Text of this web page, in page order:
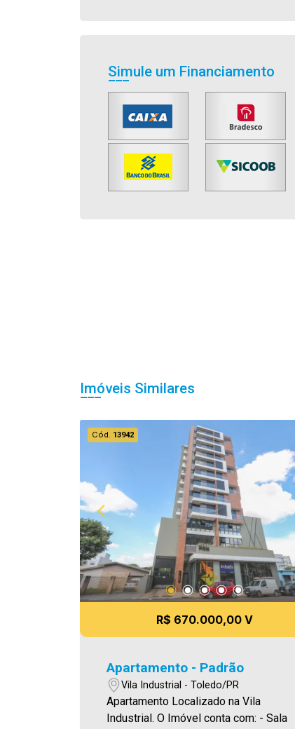
Simule um Financiamento
Imóveis Similares
Cód. 13942
R$ 670.000,00 V
Apartamento - Padrão
Vila Industrial - Toledo/PR
Apartamento Localizado na Vila
Industrial. O Imóvel conta com: - Sala